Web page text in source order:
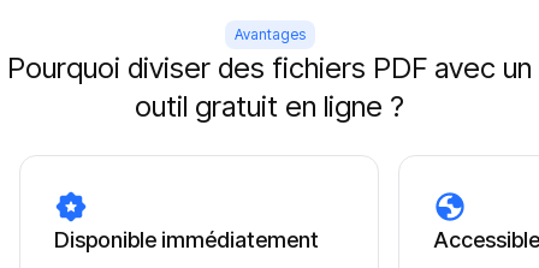
Avantages
Pourquoi diviser des fichiers PDF avec un
outil gratuit en ligne ?
Disponible immédiatement Accessible